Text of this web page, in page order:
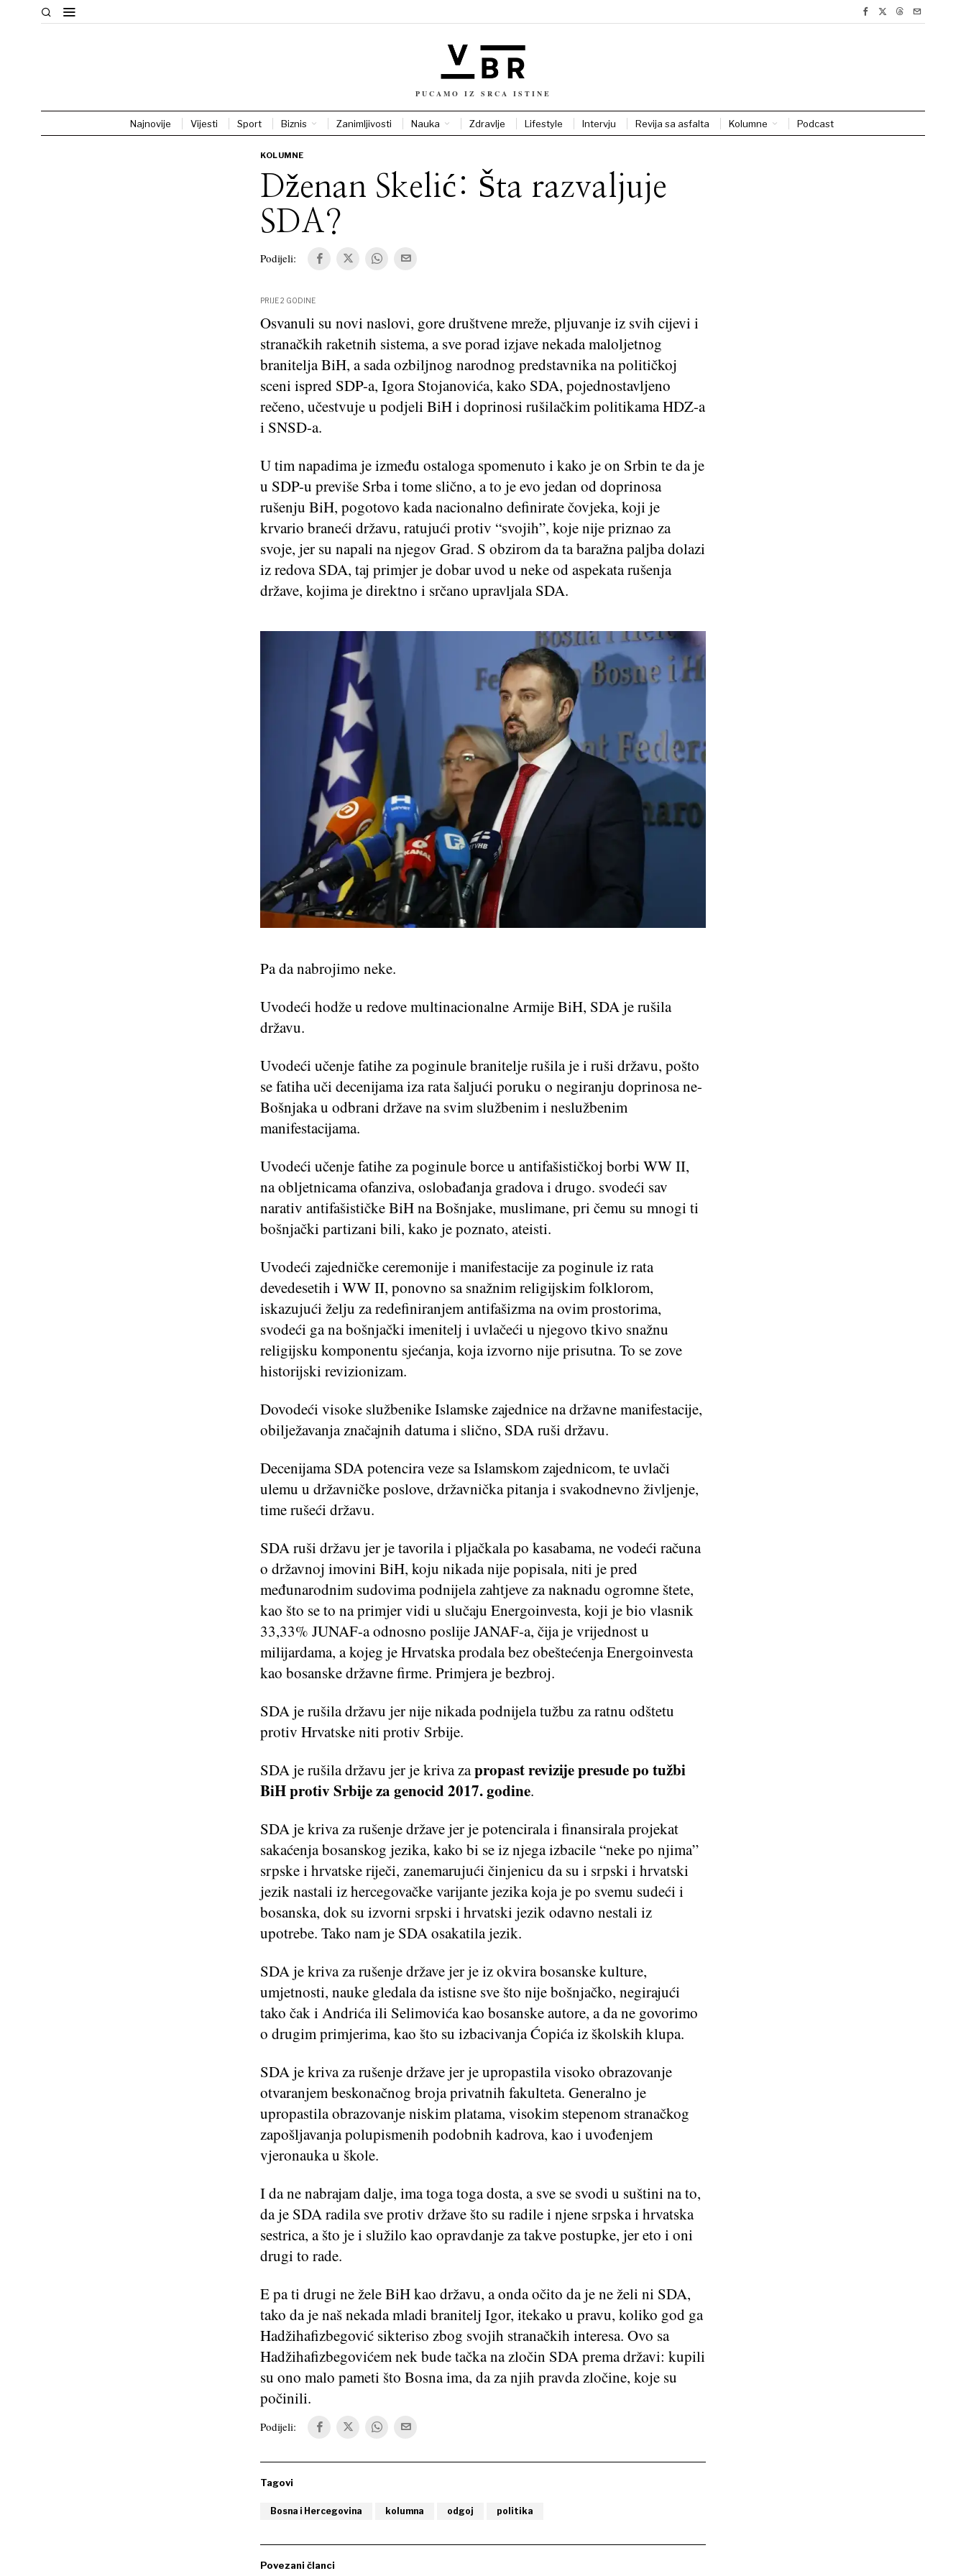
PUCAMO IZ SRCA ISTINE
Najnovije Vijesti Sport Biznis Zanimljivosti Nauka Zdravlje Lifestyle Intervju Revija sa asfalta Kolumne Podcast
KOLUMNE
Dženan Skelić: Šta razvaljuje
SDA?
Podijeli:
PRIJE 2 GODINE
Osvanuli su novi naslovi, gore društvene mreže, pljuvanje iz svih cijevi i
stranačkih raketnih sistema, a sve porad izjave nekada maloljetnog
branitelja BiH, a sada ozbiljnog narodnog predstavnika na političkoj
sceni ispred SDP-a, Igora Stojanovića, kako SDA, pojednostavljeno
rečeno, učestvuje u podjeli BiH i doprinosi rušilačkim politikama HDZ-a
i SNSD-a.
U tim napadima je između ostaloga spomenuto i kako je on Srbin te da je
u SDP-u previše Srba i tome slično, a to je evo jedan od doprinosa
rušenju BiH, pogotovo kada nacionalno definirate čovjeka, koji je
krvario braneći državu, ratujući protiv “svojih”, koje nije priznao za
svoje, jer su napali na njegov Grad. S obzirom da ta baražna paljba dolazi
iz redova SDA, taj primjer je dobar uvod u neke od aspekata rušenja
države, kojima je direktno i srčano upravljala SDA.
Pa da nabrojimo neke.
Uvodeći hodže u redove multinacionalne Armije BiH, SDA je rušila
državu.
Uvodeći učenje fatihe za poginule branitelje rušila je i ruši državu, pošto
se fatiha uči decenijama iza rata šaljući poruku o negiranju doprinosa ne-
Bošnjaka u odbrani države na svim službenim i neslužbenim
manifestacijama.
Uvodeći učenje fatihe za poginule borce u antifašističkoj borbi WW II,
na obljetnicama ofanziva, oslobađanja gradova i drugo. svodeći sav
narativ antifašističke BiH na Bošnjake, muslimane, pri čemu su mnogi ti
bošnjački partizani bili, kako je poznato, ateisti.
Uvodeći zajedničke ceremonije i manifestacije za poginule iz rata
devedesetih i WW II, ponovno sa snažnim religijskim folklorom,
iskazujući želju za redefiniranjem antifašizma na ovim prostorima,
svodeći ga na bošnjački imenitelj i uvlačeći u njegovo tkivo snažnu
religijsku komponentu sjećanja, koja izvorno nije prisutna. To se zove
historijski revizionizam.
Dovodeći visoke službenike Islamske zajednice na državne manifestacije,
obilježavanja značajnih datuma i slično, SDA ruši državu.
Decenijama SDA potencira veze sa Islamskom zajednicom, te uvlači
ulemu u državničke poslove, državnička pitanja i svakodnevno življenje,
time rušeći državu.
SDA ruši državu jer je tavorila i pljačkala po kasabama, ne vodeći računa
o državnoj imovini BiH, koju nikada nije popisala, niti je pred
međunarodnim sudovima podnijela zahtjeve za naknadu ogromne štete,
kao što se to na primjer vidi u slučaju Energoinvesta, koji je bio vlasnik
33,33% JUNAF-a odnosno poslije JANAF-a, čija je vrijednost u
milijardama, a kojeg je Hrvatska prodala bez obeštećenja Energoinvesta
kao bosanske državne firme. Primjera je bezbroj.
SDA je rušila državu jer nije nikada podnijela tužbu za ratnu odštetu
protiv Hrvatske niti protiv Srbije.
SDA je rušila državu jer je kriva zapropast revizije presude po tužbi
BiH protiv Srbije za genocid 2017. godine.
SDA je kriva za rušenje države jer je potencirala i finansirala projekat
sakaćenja bosanskog jezika, kako bi se iz njega izbacile “neke po njima”
srpske i hrvatske riječi, zanemarujući činjenicu da su i srpski i hrvatski
jezik nastali iz hercegovačke varijante jezika koja je po svemu sudeći i
bosanska, dok su izvorni srpski i hrvatski jezik odavno nestali iz
upotrebe. Tako nam je SDA osakatila jezik.
SDA je kriva za rušenje države jer je iz okvira bosanske kulture,
umjetnosti, nauke gledala da istisne sve što nije bošnjačko, negirajući
tako čak i Andrića ili Selimovića kao bosanske autore, a da ne govorimo
o drugim primjerima, kao što su izbacivanja Ćopića iz školskih klupa.
SDA je kriva za rušenje države jer je upropastila visoko obrazovanje
otvaranjem beskonačnog broja privatnih fakulteta. Generalno je
upropastila obrazovanje niskim platama, visokim stepenom stranačkog
zapošljavanja polupismenih podobnih kadrova, kao i uvođenjem
vjeronauka u škole.
I da ne nabrajam dalje, ima toga toga dosta, a sve se svodi u suštini na to,
da je SDA radila sve protiv države što su radile i njene srpska i hrvatska
sestrica, a što je i služilo kao opravdanje za takve postupke, jer eto i oni
drugi to rade.
E pa ti drugi ne žele BiH kao državu, a onda očito da je ne želi ni SDA,
tako da je naš nekada mladi branitelj Igor, itekako u pravu, koliko god ga
Hadžihafizbegović sikteriso zbog svojih stranačkih interesa. Ovo sa
Hadžihafizbegovićem nek bude tačka na zločin SDA prema državi: kupili
su ono malo pameti što Bosna ima, da za njih pravda zločine, koje su
počinili.
Podijeli:
Tagovi
Bosna i Hercegovina kolumna odgoj politika
Povezani članci